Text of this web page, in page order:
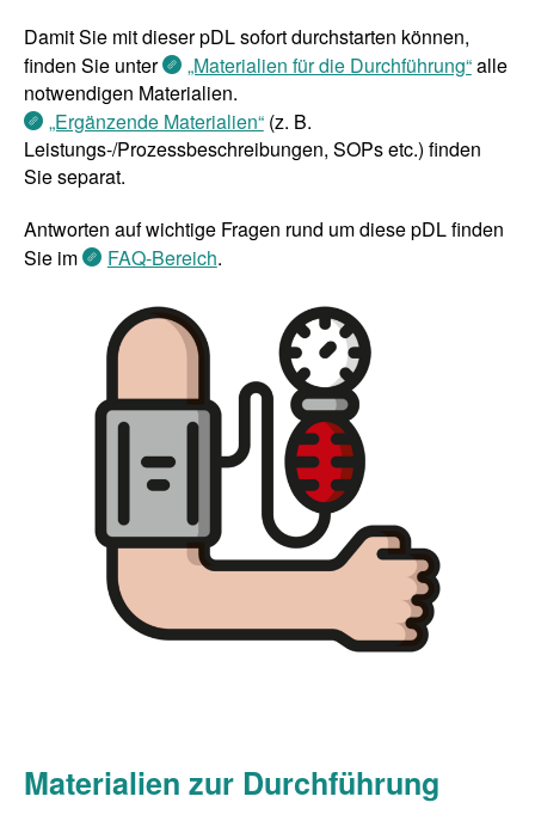
Damit Sie mit dieser pDL sofort durchstarten können,
finden Sie unter
„Materialien für die Durchführung“alle
notwendigen Materialien.
„Ergänzende Materialien“(z. B.
Leistungs-/Prozessbeschreibungen, SOPs etc.) finden
Sie separat.
Antworten auf wichtige Fragen rund um diese pDL finden
Sie im
FAQ-Bereich.
Materialien zur Durchführung